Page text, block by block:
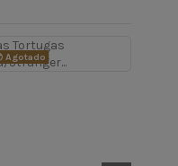
Agotado